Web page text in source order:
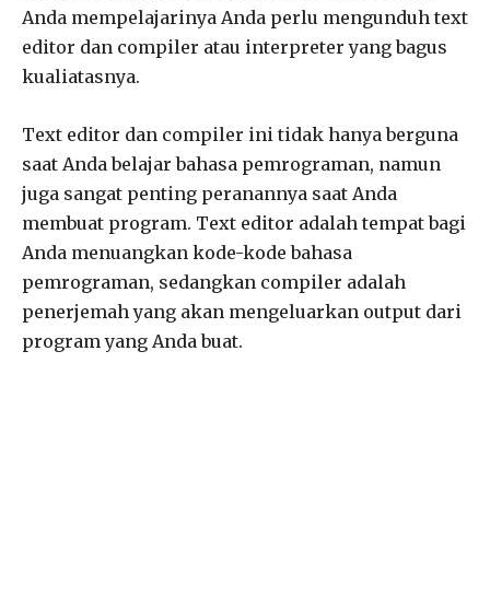
Anda mempelajarinya Anda perlu mengunduh text
editor dan compiler atau interpreter yang bagus
kualiatasnya.
Text editor dan compiler ini tidak hanya berguna
saat Anda belajar bahasa pemrograman, namun
juga sangat penting peranannya saat Anda
membuat program. Text editor adalah tempat bagi
Anda menuangkan kode-kode bahasa
pemrograman, sedangkan compiler adalah
penerjemah yang akan mengeluarkan output dari
program yang Anda buat.